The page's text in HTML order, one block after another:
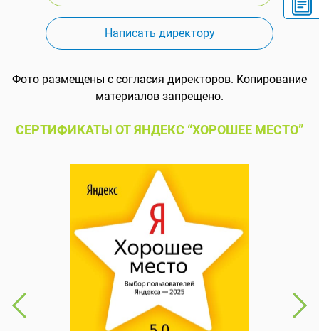
Написать директору
Фото размещены с согласия директоров. Копирование
материалов запрещено.
СЕРТИФИКАТЫ ОТ ЯНДЕКС “ХОРОШЕЕ МЕСТО”